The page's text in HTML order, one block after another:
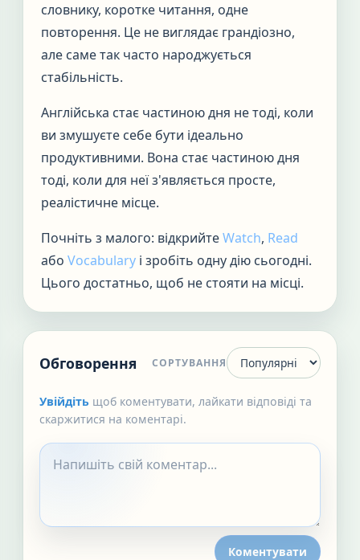
словнику, коротке читання, одне
повторення. Це не виглядає грандіозно,
але саме так часто народжується
стабільність.
Англійська стає частиною дня не тоді, коли
ви змушуєте себе бути ідеально
продуктивними. Вона стає частиною дня
тоді, коли для неї з'являється просте,
реалістичне місце.
Почніть з малого: відкрийтеWatch, Read
або Vocabulary і зробіть одну дію сьогодні.
Цього достатньо, щоб не стояти на місці.
Обговорення СОРТУВАННЯ
Увійдіть щоб коментувати, лайкати відповіді та
скаржитися на коментарі.
Коментувати